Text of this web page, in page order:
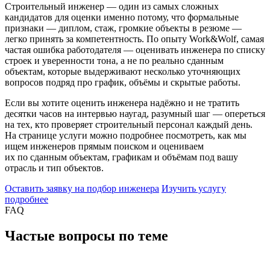
Строительный инженер — один из самых сложных
кандидатов для оценки именно потому, что формальные
признаки — диплом, стаж, громкие объекты в резюме —
легко принять за компетентность. По опыту Work&Wolf, самая
частая ошибка работодателя — оценивать инженера по списку
строек и уверенности тона, а не по реально сданным
объектам, которые выдерживают несколько уточняющих
вопросов подряд про график, объёмы и скрытые работы.
Если вы хотите оценить инженера надёжно и не тратить
десятки часов на интервью наугад, разумный шаг — опереться
на тех, кто проверяет строительный персонал каждый день.
На странице услуги можно подробнее посмотреть, как мы
ищем инженеров прямым поиском и оцениваем
их по сданным объектам, графикам и объёмам под вашу
отрасль и тип объектов.
Оставить заявку на подбор инженера Изучить услугу
подробнее
FAQ
Частые вопросы по теме